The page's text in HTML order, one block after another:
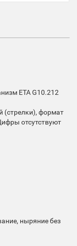
ETA G10.212
(стрелки), формат
отсутствуют
ныряние без